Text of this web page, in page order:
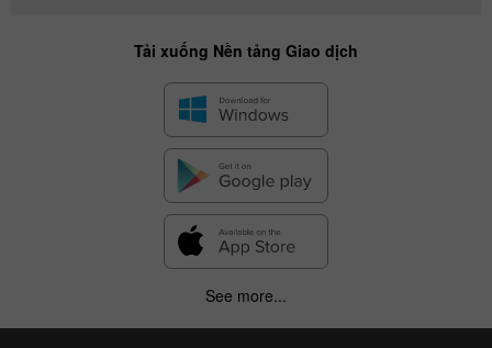
Tải xuống Nền tảng Giao dịch
See more...